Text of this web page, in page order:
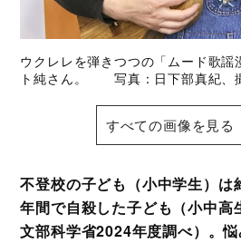
ウクレレを弾きつつの「ムード歌謡
ト純さん。 写真：日下部真紀、
すべての画像を見る
不登校の子ども（小中学生）は
年間で自殺した子ども（小中高
文部科学省2024年度調べ）。